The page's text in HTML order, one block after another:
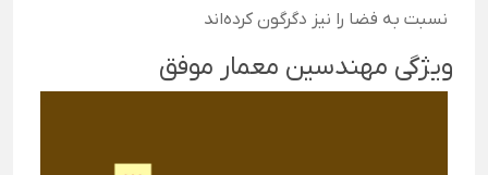
نسبت به فضا را نیز دگرگون کرده‌اند
ویژگی مهندسین معمار موفق